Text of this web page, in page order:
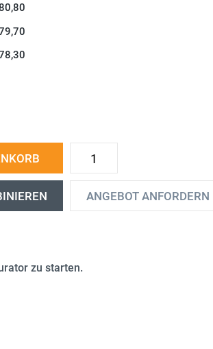
ANGEBOT ANFORDERN
zu starten.